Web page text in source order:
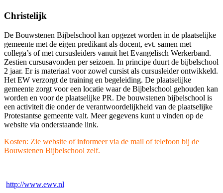
Christelijk
De Bouwstenen Bijbelschool kan opgezet worden in de plaatselijke
gemeente met de eigen predikant als docent, evt. samen met
collega’s of met cursusleiders vanuit het Evangelisch Werkerband.
Zestien cursusavonden per seizoen. In principe duurt de bijbelschool
2 jaar. Er is materiaal voor zowel cursist als cursusleider ontwikkeld.
Het EW verzorgt de training en begeleiding. De plaatselijke
gemeente zorgt voor een locatie waar de Bijbelschool gehouden kan
worden en voor de plaatselijke PR. De bouwstenen bijbelschool is
een activiteit die onder de verantwoordelijkheid van de plaatselijke
Protestantse gemeente valt. Meer gegevens kunt u vinden op de
website via onderstaande link.
Kosten: Zie website of informeer via de mail of telefoon bij de
Bouwstenen Bijbelschool zelf.
http://www.ewv.nl